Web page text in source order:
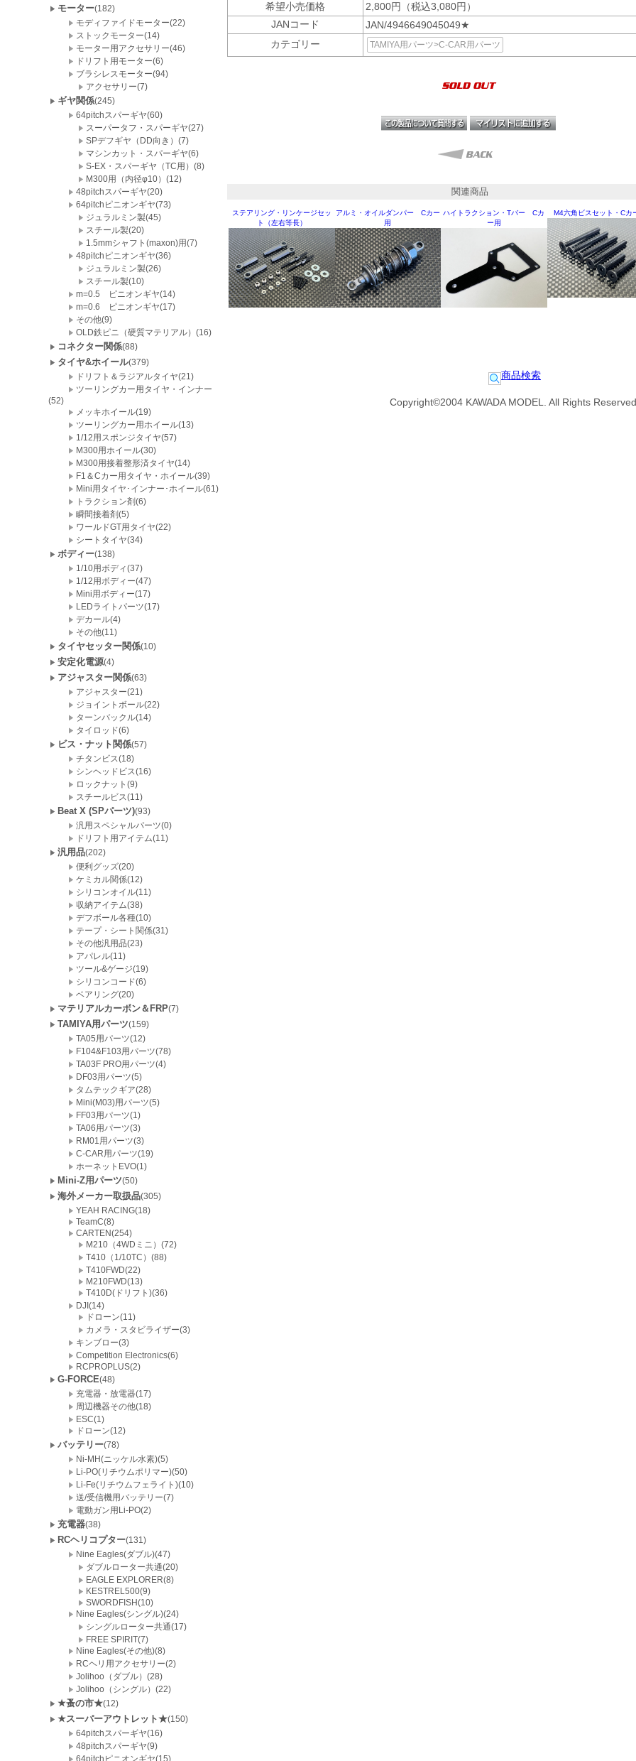
モーター(182)
モディファイドモーター(22)
ストックモーター(14)
モーター用アクセサリー(46)
ドリフト用モーター(6)
ブラシレスモーター(94)
アクセサリー(7)
ギヤ関係(245)
64pitchスパーギヤ(60)
スーパータフ・スパーギヤ(27)
SPデフギヤ（DD向き）(7)
マシンカット・スパーギヤ(6)
S-EX・スパーギヤ（TC用）(8)
M300用（内径φ10）(12)
48pitchスパーギヤ(20)
64pitchピニオンギヤ(73)
ジュラルミン製(45)
スチール製(20)
1.5mmシャフト(maxon)用(7)
48pitchピニオンギヤ(36)
ジュラルミン製(26)
スチール製(10)
m=0.5 ピニオンギヤ(14)
m=0.6 ピニオンギヤ(17)
その他(9)
OLD鉄ピニ（硬質マテリアル）(16)
コネクター関係(88)
タイヤ&ホイール(379)
ドリフト＆ラジアルタイヤ(21)
ツーリングカー用タイヤ・インナー
(52)
メッキホイール(19)
ツーリングカー用ホイール(13)
1/12用スポンジタイヤ(57)
M300用ホイール(30)
M300用接着整形済タイヤ(14)
F1＆Cカー用タイヤ・ホイール(39)
Mini用タイヤ･インナー･ホイール(61)
トラクション剤(6)
瞬間接着剤(5)
ワールドGT用タイヤ(22)
シートタイヤ(34)
ボディー(138)
1/10用ボディ(37)
1/12用ボディー(47)
Mini用ボディー(17)
LEDライトパーツ(17)
デカール(4)
その他(11)
タイヤセッター関係(10)
安定化電源(4)
アジャスター関係(63)
アジャスター(21)
ジョイントボール(22)
ターンバックル(14)
タイロッド(6)
ビス・ナット関係(57)
チタンビス(18)
シンヘッドビス(16)
ロックナット(9)
スチールビス(11)
Beat X (SPパーツ)(93)
汎用スペシャルパーツ(0)
ドリフト用アイテム(11)
汎用品(202)
便利グッズ(20)
ケミカル関係(12)
シリコンオイル(11)
収納アイテム(38)
デフボール各種(10)
テープ・シート関係(31)
その他汎用品(23)
アパレル(11)
ツール&ゲージ(19)
シリコンコード(6)
ベアリング(20)
マテリアルカーボン＆FRP(7)
TAMIYA用パーツ(159)
TA05用パーツ(12)
F104&F103用パーツ(78)
TA03F PRO用パーツ(4)
DF03用パーツ(5)
タムテックギア(28)
Mini(M03)用パーツ(5)
FF03用パーツ(1)
TA06用パーツ(3)
RM01用パーツ(3)
C-CAR用パーツ(19)
ホーネットEVO(1)
Mini-Z用パーツ(50)
海外メーカー取扱品(305)
YEAH RACING(18)
TeamC(8)
CARTEN(254)
M210（4WDミニ）(72)
T410（1/10TC）(88)
T410FWD(22)
M210FWD(13)
T410D(ドリフト)(36)
DJI(14)
ドローン(11)
カメラ・スタビライザー(3)
キンブロー(3)
Competition Electronics(6)
RCPROPLUS(2)
G-FORCE(48)
充電器・放電器(17)
周辺機器その他(18)
ESC(1)
ドローン(12)
バッテリー(78)
Ni-MH(ニッケル水素)(5)
Li-PO(リチウムポリマー)(50)
Li-Fe(リチウムフェライト)(10)
送/受信機用バッテリー(7)
電動ガン用Li-PO(2)
充電器(38)
RCヘリコプター(131)
Nine Eagles(ダブル)(47)
ダブルローター共通(20)
EAGLE EXPLORER(8)
KESTREL500(9)
SWORDFISH(10)
Nine Eagles(シングル)(24)
シングルローター共通(17)
FREE SPIRIT(7)
Nine Eagles(その他)(8)
RCヘリ用アクセサリー(2)
Jolihoo（ダブル）(28)
Jolihoo（シングル）(22)
★蚤の市★(12)
★スーパーアウトレット★(150)
64pitchスパーギヤ(16)
48pitchスパーギヤ(9)
64pitchピニオンギヤ(15)
希望小売価格
2,800円（税込3,080円）
JANコード
JAN/4946649045049★
カテゴリー
TAMIYA用パーツ>C-CAR用パーツ
関連商品
ステアリング・リンケージセッ
ト（左右等長）
アルミ・オイルダンパー Cカー
用
ハイトラクション・Tバー Cカ
ー用
M4六角ビスセット・Cカ
商品検索
Copyright©2004 KAWADA MODEL. All Rights